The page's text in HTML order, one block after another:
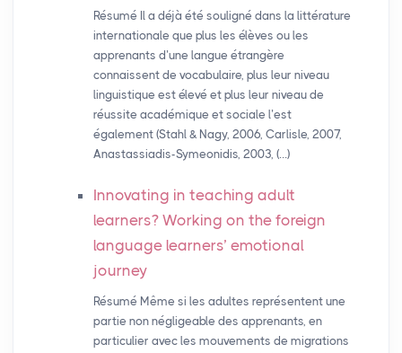
Résumé Il a déjà été souligné dans la littérature
internationale que plus les élèves ou les
apprenants d’une langue étrangère
connaissent de vocabulaire, plus leur niveau
linguistique est élevé et plus leur niveau de
réussite académique et sociale l’est
également (Stahl & Nagy, 2006, Carlisle, 2007,
Anastassiadis-Symeonidis, 2003, (…)
Innovating in teaching adult
learners? Working on the foreign
language learners’ emotional
journey
Résumé Même si les adultes représentent une
partie non négligeable des apprenants, en
particulier avec les mouvements de migrations